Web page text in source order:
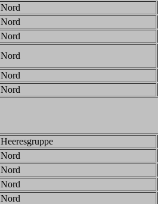
Nord
Nord
Nord
Nord
Nord
Nord
Heeresgruppe
Nord
Nord
Nord
Nord